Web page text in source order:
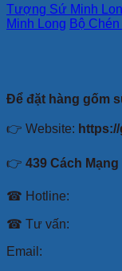
Tượng Sứ Minh
Minh Long Bộ
Để đặt hàng gốm
👉 Website:
👉 439 Cách Mạng
☎ Hotline:
☎ Tư vấn:
Email: